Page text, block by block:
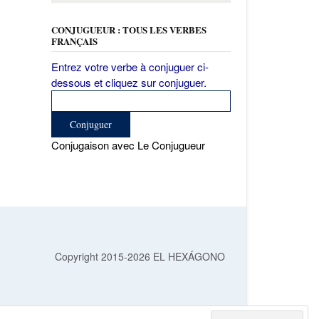
CONJUGUEUR : TOUS LES VERBES
FRANÇAIS
Entrez votre verbe à conjuguer ci-
dessous et cliquez sur conjuguer.
Conjugaison avec Le Conjugueur
Copyright 2015-2026 EL HEXÁGONO